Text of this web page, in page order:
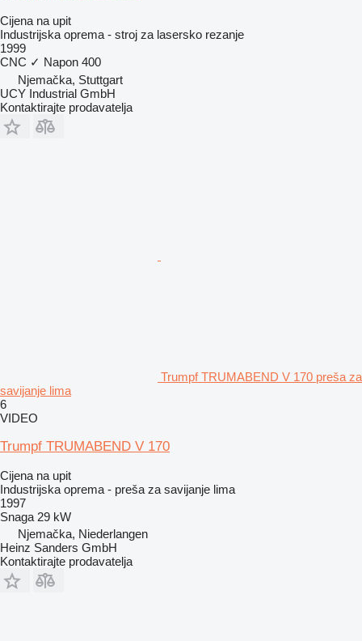
Cijena na upit
Industrijska oprema - stroj za lasersko rezanje
1999
CNC ✓ Napon 400
Njemačka, Stuttgart
UCY Industrial GmbH
Kontaktirajte prodavatelja
Trumpf TRUMABEND V 170 preša za
savijanje lima
6
VIDEO
Trumpf TRUMABEND V 170
Cijena na upit
Industrijska oprema - preša za savijanje lima
1997
Snaga 29 kW
Njemačka, Niederlangen
Heinz Sanders GmbH
Kontaktirajte prodavatelja